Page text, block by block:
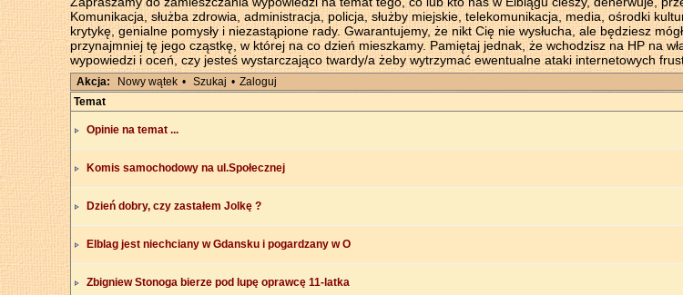
Komunikacja, służba zdrowia, administracja, policja, służby miejskie, telekomunikacja, media, ośrodki
krytykę, genialne pomysły i niezastąpione rady. Gwarantujemy, że nikt Cię nie wysłucha, ale będziesz
przynajmniej tę jego cząstkę, w której na co dzień mieszkamy. Pamiętaj jednak, że wchodzisz na HP na
wypowiedzi i oceń, czy jesteś wystarczająco twardy/a żeby wytrzymać ewentualne ataki internetowych
Akcja: Nowy wątek • Szukaj • Zaloguj
Temat
Opinie na temat ...
Komis samochodowy na ul.Społecznej
Dzień dobry, czy zastałem Jolkę ?
Elblag jest niechciany w Gdansku i pogardzany w O
Zbigniew Stonoga bierze pod lupę oprawcę 11-latka